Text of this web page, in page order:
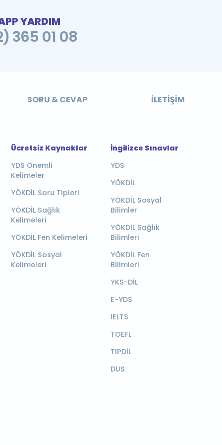
YARDIM
365 01 08
SORU & CEVAP İLETIŞIM
Ücretsiz Kaynaklar
YDS Önemli
Kelimeler
YÖKDİL Soru Tipleri
YÖKDİL Sağlık
Kelimeleri
YÖKDİL Fen Kelimeleri
YÖKDİL Sosyal
Kelimeleri
İngilizce Sınavlar
YDS
YÖKDİL
YÖKDİL Sosyal
Bilimler
YÖKDİL Sağlık
Bilimleri
YÖKDİL Fen
Bilimleri
YKS-DİL
E-YDS
IELTS
TOEFL
TIPDİL
DUS